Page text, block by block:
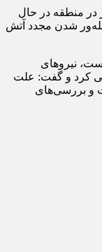
در منطقه در حال
شدن مجدد آتش
نیروهای
کرد و گفت: علت
و بررسی‌های